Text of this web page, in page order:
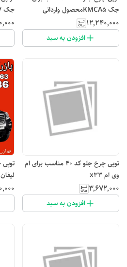
جک KMCA5محصول وارداتی
۱۲٬۲۴۰٬۰۰۰
افزودن به سبد
جک j7
توپی چرخ جلو کد ۴۰ مناسب برای ام
وی ام x33
۳٬۶۷۲٬۰۰۰
افزودن به سبد
لیفان x60